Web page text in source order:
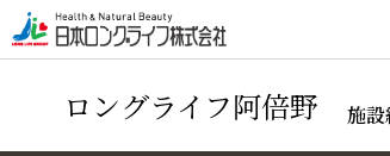
ロングライフ阿倍野 施